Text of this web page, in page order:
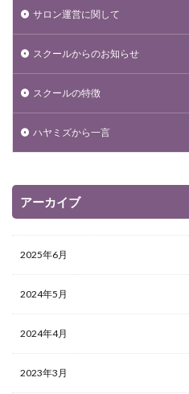
サロン運営に関して
スクールからのお知らせ
スクールの特徴
ハヤミズから一言
アーカイブ
2025年6月
2024年5月
2024年4月
2023年3月